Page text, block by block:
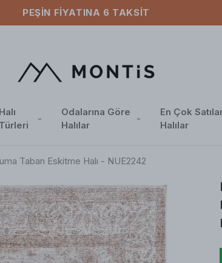
ÜCRETSIZ KARGO
Halı
Türleri
Odalarına Göre
Halılar
En Çok
Halılar
Taban Eskitme Halı - NUE2242